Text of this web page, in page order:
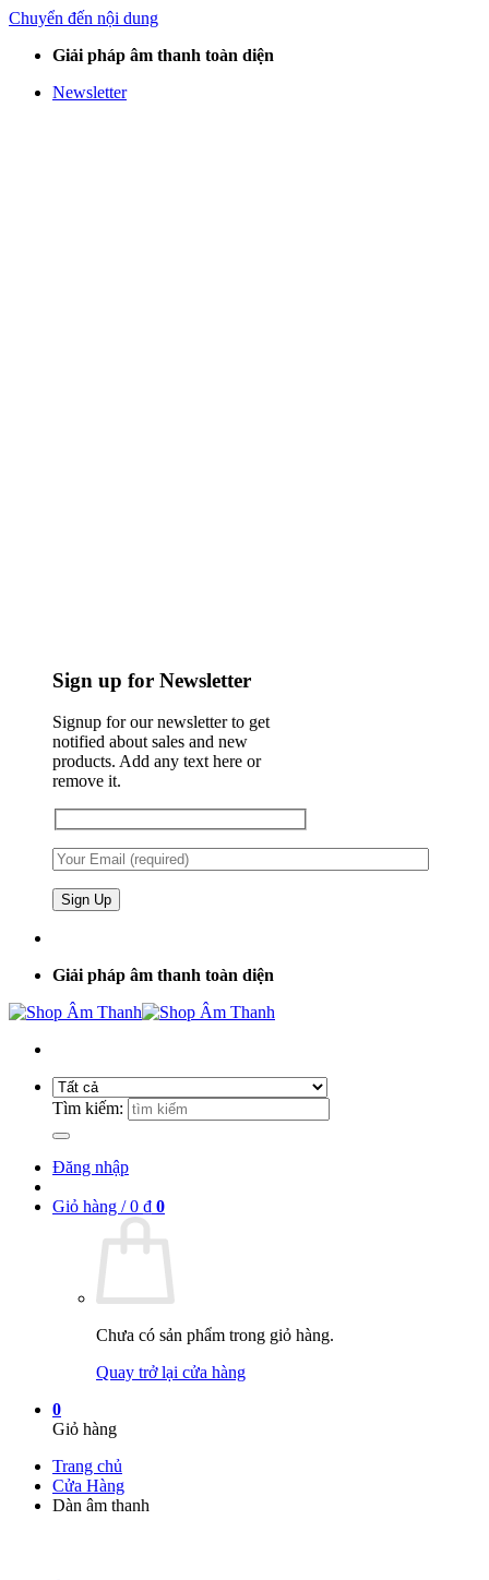
Chuyển đến nội dung
Giải pháp âm thanh toàn diện
Newsletter
Sign up for Newsletter
Signup for our newsletter to get
notified about sales and new
products. Add any text here or
remove it.
Giải pháp âm thanh toàn diện
Tìm kiếm:
Đăng nhập
Giỏ hàng /0 ₫ 0
Chưa có sản phẩm trong giỏ hàng.
Quay trở lại cửa hàng
0
Giỏ hàng
Trang chủ
Cửa Hàng
Dàn âm thanh